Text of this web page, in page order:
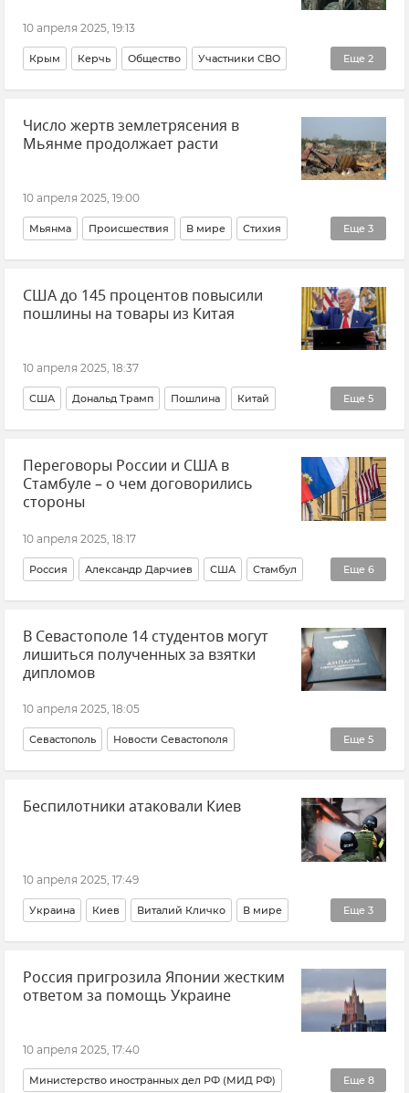
10 апреля 2025, 19:13
Еще 2
Крым Керчь Общество Участники СВО
Новости Крыма Видео
Число жертв землетрясения в
Мьянме продолжает расти
10 апреля 2025, 19:00
Еще 3
Мьянма Происшествия В мире Стихия
Землетрясение ВОЗ Новости
США до 145 процентов повысили
пошлины на товары из Китая
10 апреля 2025, 18:37
Еще 5
США Дональд Трамп Пошлина Китай
В мире Экономика Политика
Внешняя политика Новости
Переговоры России и США в
Стамбуле – о чем договорились
стороны
10 апреля 2025, 18:17
Еще 6
Россия Александр Дарчиев США Стамбул
Переговоры В мире Экономика Политика
Внешняя политика Новости
В Севастополе 14 студентов могут
лишиться полученных за взятки
дипломов
10 апреля 2025, 18:05
Еще 5
Севастополь Новости Севастополя
Происшествия Взятка Новости Крыма Крым
Прокуратура Республики Крым
Беспилотники атаковали Киев
10 апреля 2025, 17:49
Еще 3
Украина Киев Виталий Кличко В мире
Удары по Украине Взрыв Новости
Россия пригрозила Японии жестким
ответом за помощь Украине
10 апреля 2025, 17:40
Еще 8
Министерство иностранных дел РФ (МИД РФ)